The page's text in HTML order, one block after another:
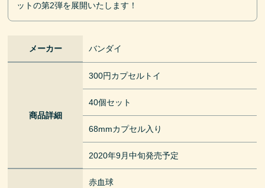
ットの第2弾を展開いたします！
メーカー バンダイ
商品詳細
300円カプセルトイ
40個セット
68mmカプセル入り
2020年9月中旬発売予定
赤血球